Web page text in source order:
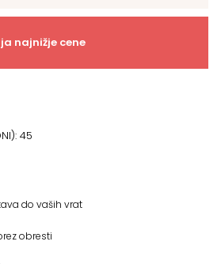
najnižje cene
45
do vaših vrat
obresti